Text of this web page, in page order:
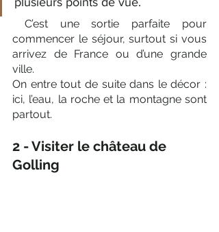
commencer le séjour, surtout si vous
arrivez de France ou d’une grande
ville.
On entre tout de suite dans le décor :
ici, l’eau, la roche et la montagne sont
partout.
2 - Visiter le château de
Golling